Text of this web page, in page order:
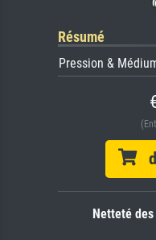
Résumé
Pression &
Netteté